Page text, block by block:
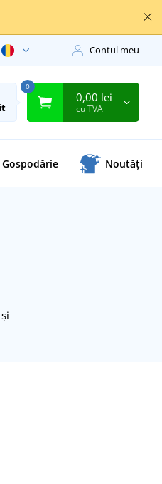
Contul meu
0
0,00 lei
cu TVA
Gospodărie Noutăți